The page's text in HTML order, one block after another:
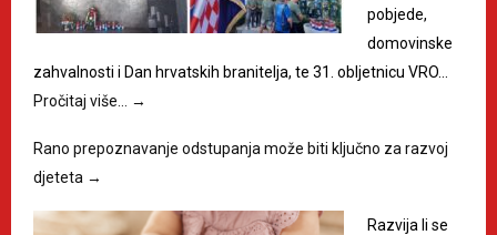
pobjede,
domovinske
zahvalnosti i Dan hrvatskih branitelja, te 31. obljetnicu VRO…
Pročitaj više…
→
Rano prepoznavanje odstupanja može biti ključno za razvoj
djeteta →
Razvija li se